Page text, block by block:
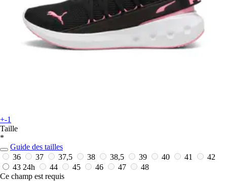
+-1
Taille
*
Guide des tailles
36
37 37,5 38 38,5 39 40 41
42
43 24h 44 45 46 47
48
Ce champ est requis